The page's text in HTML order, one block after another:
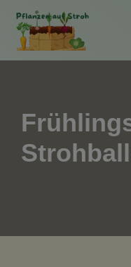
Zum